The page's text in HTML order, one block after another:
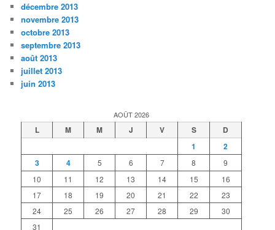
décembre 2013
novembre 2013
octobre 2013
septembre 2013
août 2013
juillet 2013
juin 2013
AOÛT 2026
L M M J V S
D
1
2
3
4 5 6 7 8
9
10
11 12 13 14 15
16
17
18 19 20 21 22
23
24
25 26 27 28 29
30
31